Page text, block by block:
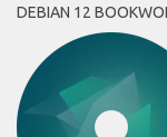
DEBIAN 12